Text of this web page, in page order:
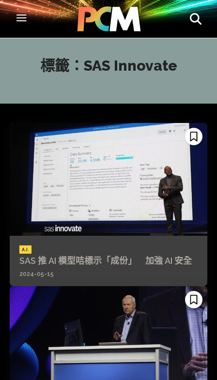
標籤： SAS Innovate
A.I.
SAS 推 AI 模型咭標示「成份」 加強 AI 安全
2024-05-15